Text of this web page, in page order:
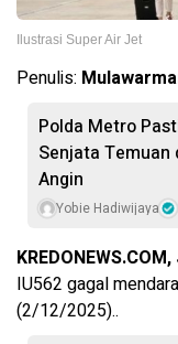
Ilustrasi Super Air Jet
Penulis:
Polda Metro
Senjata Temuan
Angin
Yobie Hadiwijaya
IU562 gagal
(2/12/2025)..